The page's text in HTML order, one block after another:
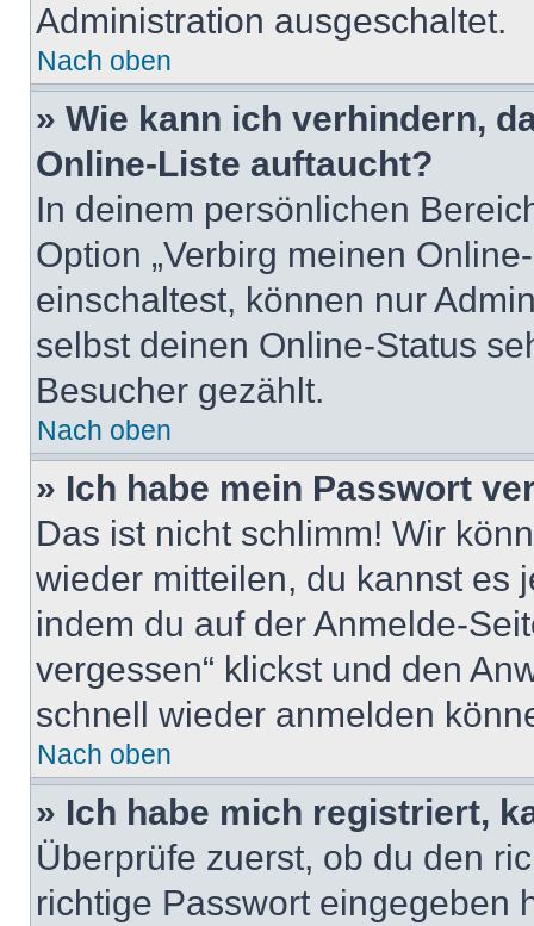
Administration ausgeschaltet.
Nach oben
» Wie kann ich verhindern,
Online-Liste auftaucht?
In deinem persönlichen
Option „Verbirg meinen
einschaltest, können nur
selbst deinen Online-Status
Besucher gezählt.
Nach oben
» Ich habe mein Passwort
Das ist nicht schlimm! Wir
wieder mitteilen, du kannst es
indem du auf der Anmelde-
vergessen“ klickst und den
schnell wieder anmelden
Nach oben
» Ich habe mich registriert,
Überprüfe zuerst, ob du den
richtige Passwort eingegeben